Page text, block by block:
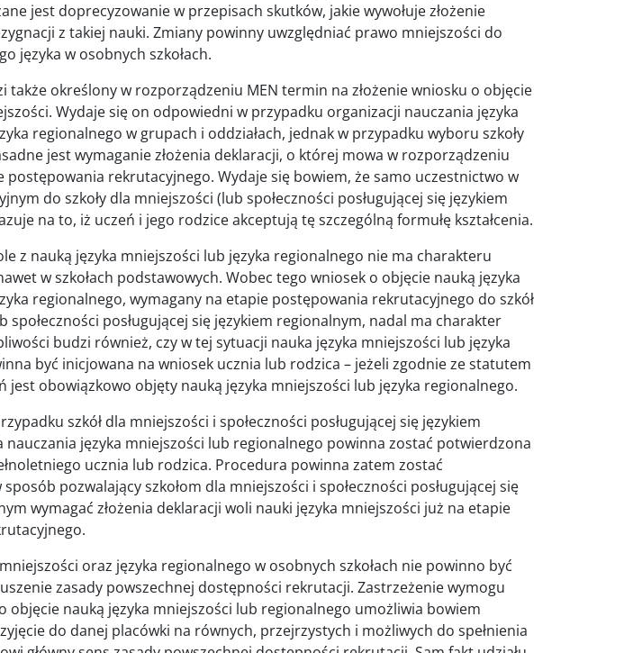
jest doprecyzowanie w przepisach skutków, jakie wywołuje złożenie
z takiej nauki. Zmiany powinny uwzględniać prawo mniejszości do
języka w osobnych szkołach.
także określony w rozporządzeniu MEN termin na złożenie wniosku o objęcie
Wydaje się on odpowiedni w przypadku organizacji nauczania języka
regionalnego w grupach i oddziałach, jednak w przypadku wyboru szkoły
jest wymaganie złożenia deklaracji, o której mowa w rozporządzeniu
postępowania rekrutacyjnego. Wydaje się bowiem, że samo uczestnictwo w
do szkoły dla mniejszości (lub społeczności posługującej się językiem
na to, iż uczeń i jego rodzice akceptują tę szczególną formułę kształcenia.
z nauką języka mniejszości lub języka regionalnego nie ma charakteru
w szkołach podstawowych. Wobec tego wniosek o objęcie nauką języka
regionalnego, wymagany na etapie postępowania rekrutacyjnego do szkół
społeczności posługującej się językiem regionalnym, nadal ma charakter
budzi również, czy w tej sytuacji nauka języka mniejszości lub języka
być inicjowana na wniosek ucznia lub rodzica – jeżeli zgodnie ze statutem
jest obowiązkowo objęty nauką języka mniejszości lub języka regionalnego.
szkół dla mniejszości i społeczności posługującej się językiem
nauczania języka mniejszości lub regionalnego powinna zostać potwierdzona
ucznia lub rodzica. Procedura powinna zatem zostać
pozwalający szkołom dla mniejszości i społeczności posługującej się
wymagać złożenia deklaracji woli nauki języka mniejszości już na etapie
oraz języka regionalnego w osobnych szkołach nie powinno być
zasady powszechnej dostępności rekrutacji. Zastrzeżenie wymogu
objęcie nauką języka mniejszości lub regionalnego umożliwia bowiem
do danej placówki na równych, przejrzystych i możliwych do spełnienia